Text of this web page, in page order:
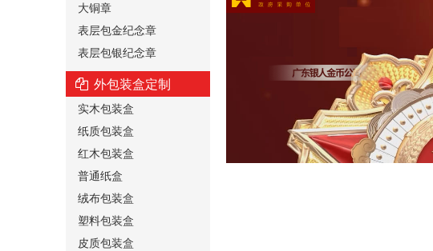
大铜章
表层包金纪念章
表层包银纪念章
外包装盒定制
实木包装盒
纸质包装盒
红木包装盒
普通纸盒
绒布包装盒
塑料包装盒
皮质包装盒